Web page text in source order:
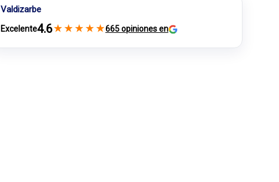
Valdizarbe
Excelente4.6★ ★ ★ ★ ★665 opiniones en